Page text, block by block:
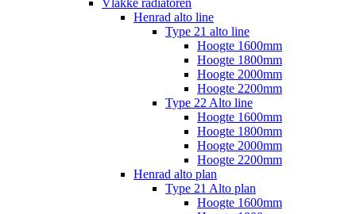
Vlakke radiatoren
Henrad alto line
Type 21 alto line
Hoogte 1600mm
Hoogte 1800mm
Hoogte 2000mm
Hoogte 2200mm
Type 22 Alto line
Hoogte 1600mm
Hoogte 1800mm
Hoogte 2000mm
Hoogte 2200mm
Henrad alto plan
Type 21 Alto plan
Hoogte 1600mm